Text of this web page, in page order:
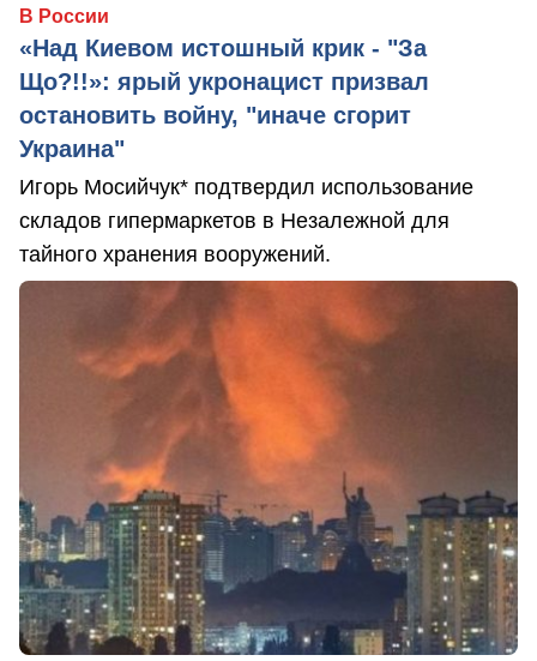
В России
«Над Киевом истошный крик - "За
Що?!!»: ярый укронацист призвал
остановить войну, "иначе сгорит
Украина"
Игорь Мосийчук* подтвердил использование
складов гипермаркетов в Незалежной для
тайного хранения вооружений.